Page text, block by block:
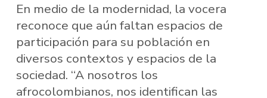
En medio de la modernidad, la vocera
reconoce que aún faltan espacios de
participación para su población en
diversos contextos y espacios de la
sociedad. “A nosotros los
afrocolombianos, nos identifican las